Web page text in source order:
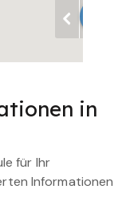
in
für Ihr
Informationen